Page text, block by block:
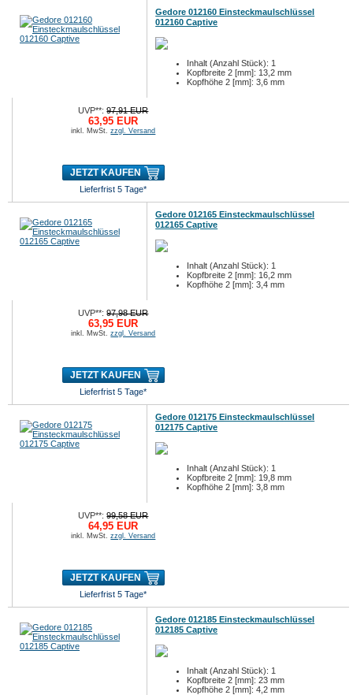
Gedore 012160 Einsteckmaulschlüssel
012160 Captive
Inhalt (Anzahl Stück): 1
Kopfbreite 2 [mm]: 13,2 mm
Kopfhöhe 2 [mm]: 3,6 mm
UVP**:97,91 EUR
63,95 EUR
inkl. MwSt.zzgl. Versand
JETZT KAUFEN
Lieferfrist 5 Tage*
Gedore 012165 Einsteckmaulschlüssel
012165 Captive
Inhalt (Anzahl Stück): 1
Kopfbreite 2 [mm]: 16,2 mm
Kopfhöhe 2 [mm]: 3,4 mm
UVP**:97,98 EUR
63,95 EUR
inkl. MwSt.zzgl. Versand
JETZT KAUFEN
Lieferfrist 5 Tage*
Gedore 012175 Einsteckmaulschlüssel
012175 Captive
Inhalt (Anzahl Stück): 1
Kopfbreite 2 [mm]: 19,8 mm
Kopfhöhe 2 [mm]: 3,8 mm
UVP**:99,58 EUR
64,95 EUR
inkl. MwSt.zzgl. Versand
JETZT KAUFEN
Lieferfrist 5 Tage*
Gedore 012185 Einsteckmaulschlüssel
012185 Captive
Inhalt (Anzahl Stück): 1
Kopfbreite 2 [mm]: 23 mm
Kopfhöhe 2 [mm]: 4,2 mm